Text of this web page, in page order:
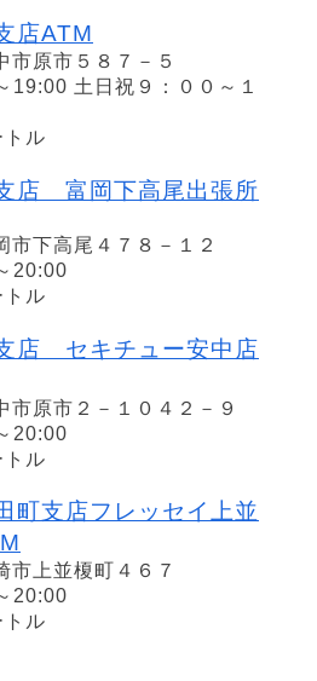
店ATM
市原市５８７－５
19:00 土日祝９：００～１
ル
店 富岡下高尾出張所
市下高尾４７８－１２
20:00
ル
店 セキチュー安中店
市原市２－１０４２－９
20:00
ル
町支店フレッセイ上並
市上並榎町４６７
20:00
ル